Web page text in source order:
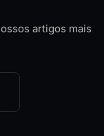
artigos mais